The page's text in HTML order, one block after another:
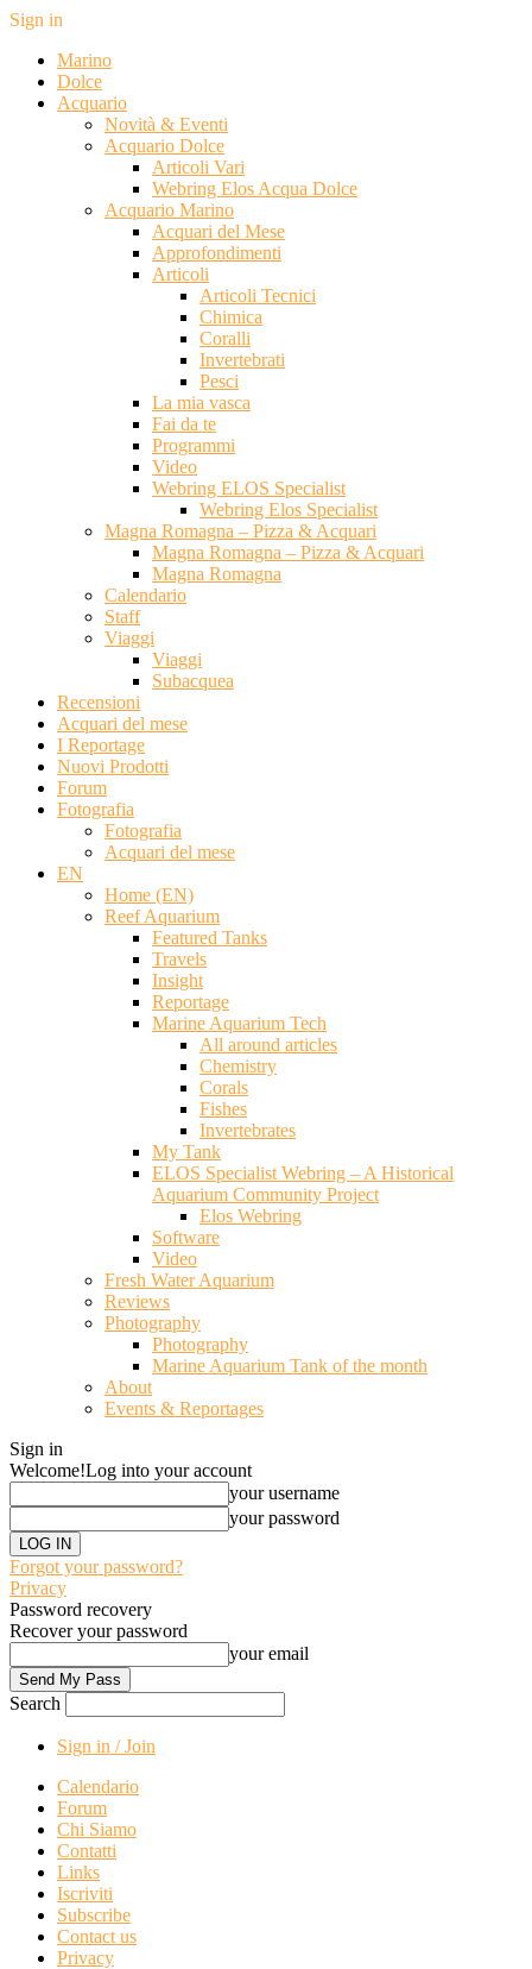
Sign in
Marino
Dolce
Acquario
Novità & Eventi
Acquario Dolce
Articoli Vari
Webring Elos Acqua Dolce
Acquario Marino
Acquari del Mese
Approfondimenti
Articoli
Articoli Tecnici
Chimica
Coralli
Invertebrati
Pesci
La mia vasca
Fai da te
Programmi
Video
Webring ELOS Specialist
Webring Elos Specialist
Magna Romagna – Pizza & Acquari
Magna Romagna – Pizza & Acquari
Magna Romagna
Calendario
Staff
Viaggi
Viaggi
Subacquea
Recensioni
Acquari del mese
I Reportage
Nuovi Prodotti
Forum
Fotografia
Fotografia
Acquari del mese
EN
Home (EN)
Reef Aquarium
Featured Tanks
Travels
Insight
Reportage
Marine Aquarium Tech
All around articles
Chemistry
Corals
Fishes
Invertebrates
My Tank
ELOS Specialist Webring – A Historical
Aquarium Community Project
Elos Webring
Software
Video
Fresh Water Aquarium
Reviews
Photography
Photography
Marine Aquarium Tank of the month
About
Events & Reportages
Sign in
Welcome!Log into your account
your username
your password
Forgot your password?
Privacy
Password recovery
Recover your password
your email
Search
Sign in / Join
Calendario
Forum
Chi Siamo
Contatti
Links
Iscriviti
Subscribe
Contact us
Privacy